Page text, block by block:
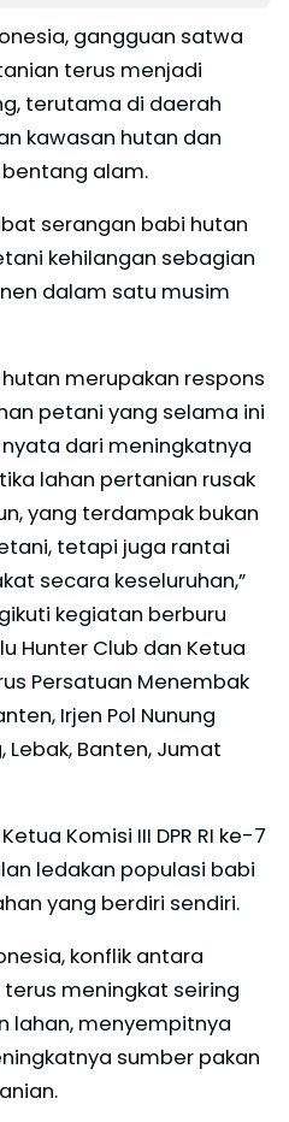
gangguan satwa
terus menjadi
terutama di daerah
kawasan hutan dan
alam.
serangan babi hutan
kehilangan sebagian
dalam satu musim
merupakan respons
petani yang selama ini
dari meningkatnya
lahan pertanian rusak
yang terdampak bukan
tetapi juga rantai
secara keseluruhan,”
kegiatan berburu
Hunter Club dan Ketua
Persatuan Menembak
Irjen Pol Nunung
Lebak, Banten, Jumat
Komisi III DPR RI ke-7
ledakan populasi babi
yang berdiri sendiri.
konflik antara
meningkat seiring
lahan, menyempitnya
sumber pakan